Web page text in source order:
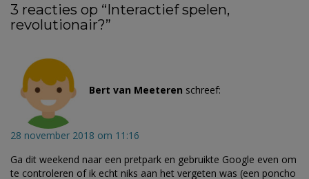
3 reacties op “Interactief spelen,
revolutionair?”
Bert van Meeteren schreef:
28 november 2018 om 11:16
Ga dit weekend naar een pretpark en gebruikte Google even om
te controleren of ik echt niks aan het vergeten was (een poncho